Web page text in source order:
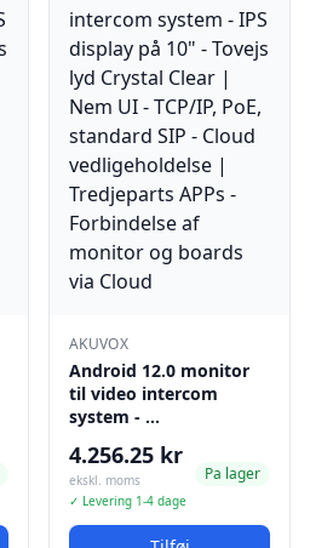
AKUVOX
Android 12.0 monitor
til video intercom
system - …
4.256.25 kr
ekskl. moms
✓ Levering 1-4 dage
Pa lager